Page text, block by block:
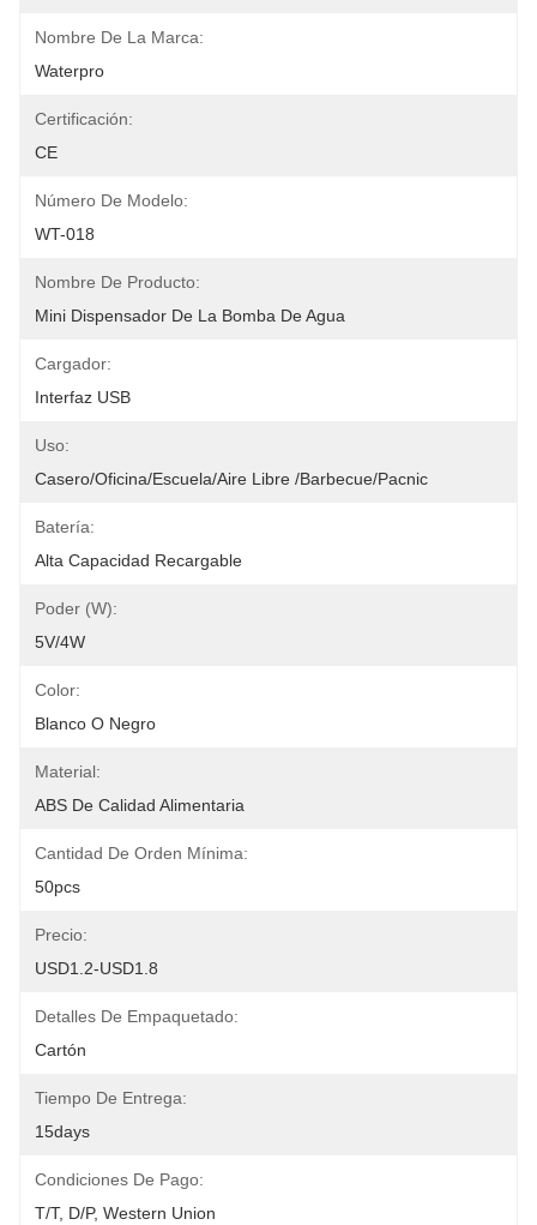
Nombre De La Marca:
Waterpro
Certificación:
CE
Número De Modelo:
WT-018
Nombre De Producto:
Mini Dispensador De La Bomba De Agua
Cargador:
Interfaz USB
Uso:
Casero/oficina/escuela/aire Libre /barbecue/pacnic
Batería:
Alta Capacidad Recargable
Poder (w):
5V/4W
Color:
Blanco O Negro
Material:
ABS De Calidad Alimentaria
Cantidad De Orden Mínima:
50pcs
Precio:
USD1.2-USD1.8
Detalles De Empaquetado:
Cartón
Tiempo De Entrega:
15days
Condiciones De Pago:
T/T, D/P, Western Union